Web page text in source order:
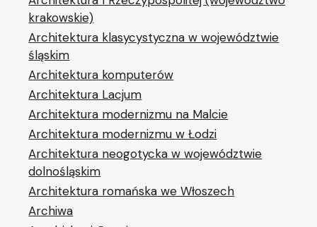
krakowskie)
Architektura klasycystyczna w województwie
śląskim
Architektura komputerów
Architektura Lacjum
Architektura modernizmu na Malcie
Architektura modernizmu w Łodzi
Architektura neogotycka w województwie
dolnośląskim
Architektura romańska we Włoszech
Archiwa